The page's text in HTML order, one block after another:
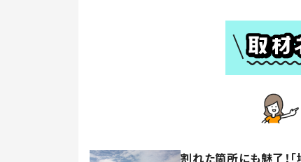
割れた箇所にも魅了！